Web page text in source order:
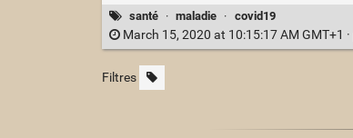
santé · maladie · covid19
March 15, 2020 at 10:15:17 AM GMT+1 ·
Filtres